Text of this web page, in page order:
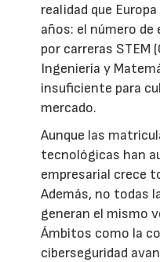
realidad que
años: el número
por carreras STEM
Ingeniería y
insuficiente para
mercado.
Aunque las
tecnológicas han
empresarial crece
Además, no todas
generan el mismo
Ámbitos como la
ciberseguridad